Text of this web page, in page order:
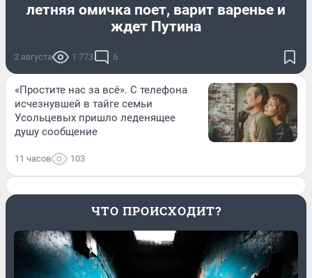
летняя омичка поет, варит варенье и
ждет Путина
2 августа 1 773 6
«Простите нас за всё». С телефона
исчезнувшей в тайге семьи
Усольцевых пришло леденящее
душу сообщение
11 часов 103
ЧТО ПРОИСХОДИТ?